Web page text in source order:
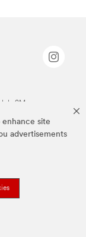
site
advertisements
de 3M